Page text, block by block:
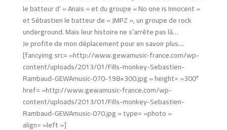
le batteur d’ « Anais » et du groupe « No one is Innocent »
et Sébastien le batteur de « JMPZ », un groupe de rock
underground. Mais leur histoire ne s’arrête pas là…
Je profite de mon déplacement pour en savoir plus…
[fancyimg src= »http://www.gewamusic-france.com/wp-
content/uploads/2013/01/Fills-monkey-Sebastien-
Rambaud-GEWAmusic-070-198×300.jpg » height= »300″
href= »http://www.gewamusic-france.com/wp-
content/uploads/2013/01/Fills-monkey-Sebastien-
Rambaud-GEWAmusic-070.jpg » type= »photo »
align= »left »]